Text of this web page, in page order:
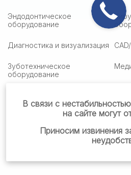
Эндодонтическое
оборудование
Диагностика и визуализация
Зуботехническое
оборудование
Стоматологическая мебель
В связи с
на сайте могут
Приносим извинения